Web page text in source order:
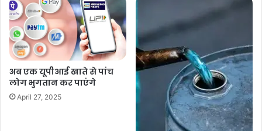
अब एक यूपीआई खाते से पांच
लोग भुगतान कर पाएंगे
April 27, 2025